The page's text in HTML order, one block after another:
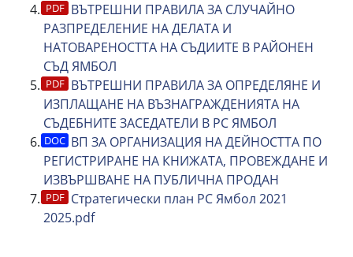
ВЪТРЕШНИ ПРАВИЛА ЗА СЛУЧАЙНО
РАЗПРЕДЕЛЕНИЕ НА ДЕЛАТА И
НАТОВАРЕНОСТТА НА СЪДИИТЕ В РАЙОНЕН
СЪД ЯМБОЛ
ВЪТРЕШНИ ПРАВИЛА ЗА ОПРЕДЕЛЯНЕ И
ИЗПЛАЩАНЕ НА ВЪЗНАГРАЖДЕНИЯТА НА
СЪДЕБНИТЕ ЗАСЕДАТЕЛИ В РС ЯМБОЛ
ВП ЗА ОРГАНИЗАЦИЯ НА ДЕЙНОСТТА ПО
РЕГИСТРИРАНЕ НА КНИЖАТА, ПРОВЕЖДАНЕ И
ИЗВЪРШВАНЕ НА ПУБЛИЧНА ПРОДАН
Стратегически план РС Ямбол 2021
2025.pdf